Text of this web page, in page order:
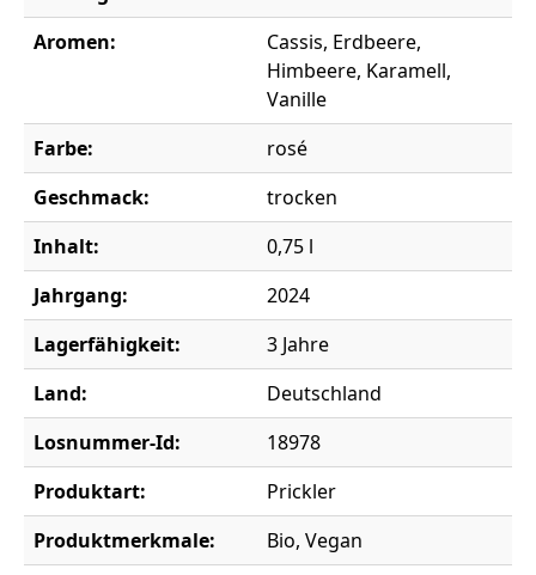
Aromen:
Cassis, Erdbeere,
Himbeere, Karamell,
Vanille
Farbe:
rosé
Geschmack:
trocken
Inhalt:
0,75 l
Jahrgang:
2024
Lagerfähigkeit:
3 Jahre
Land:
Deutschland
Losnummer-Id:
18978
Produktart:
Prickler
Produktmerkmale:
Bio, Vegan